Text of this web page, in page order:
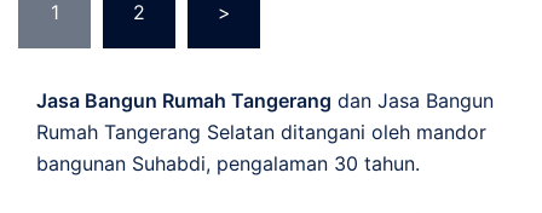
pagination
1 2 >
Jasa Bangun Rumah Tangerang dan Jasa Bangun
Rumah Tangerang Selatan ditangani oleh mandor
bangunan Suhabdi, pengalaman 30 tahun.